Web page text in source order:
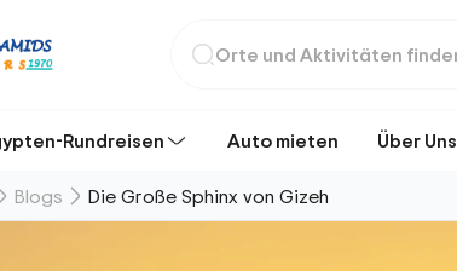
Rundreisen Auto mieten Über Uns
Blogs Die Große Sphinx von Gizeh